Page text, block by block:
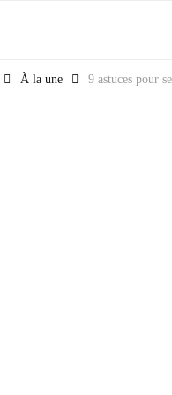
À la une 9 astuces pour